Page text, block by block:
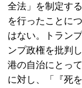
全法」を制定す
を行ったことに
はない。トラン
ンプ政権を批判
港の自治にとっ
に対し、「『死